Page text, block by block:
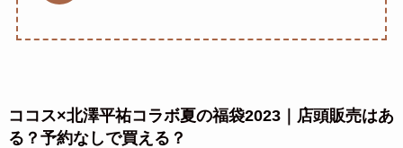
ココス×北澤平祐コラボ夏の福袋2023｜店頭販売はあ
る？予約なしで買える？